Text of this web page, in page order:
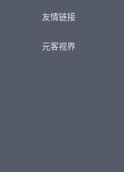
友情链接
元客视界